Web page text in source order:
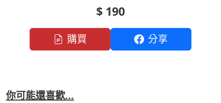
$ 190
購買 分享
你可能還喜歡...